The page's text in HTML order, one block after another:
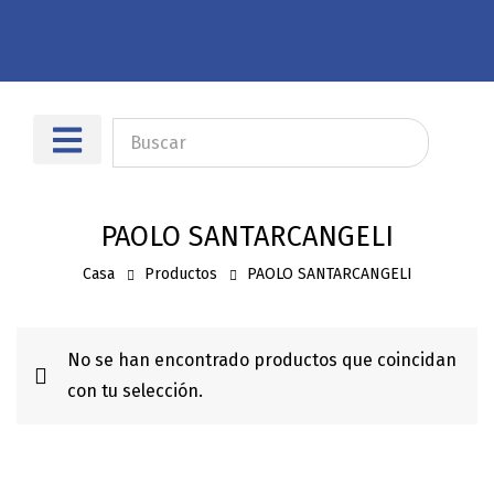
PAOLO SANTARCANGELI
Casa Productos PAOLO SANTARCANGELI
No se han encontrado productos que coincidan
con tu selección.